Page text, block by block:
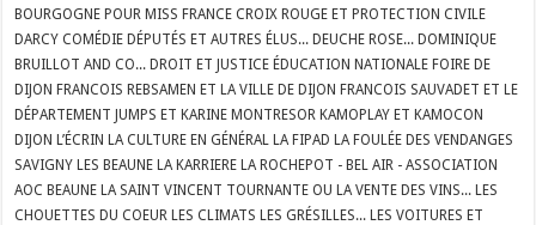
BOURGOGNE POUR MISS FRANCE CROIX ROUGE ET PROTECTION CIVILE
DARCY COMÉDIE DÉPUTÉS ET AUTRES ÉLUS... DEUCHE ROSE... DOMINIQUE
BRUILLOT AND CO... DROIT ET JUSTICE ÉDUCATION NATIONALE FOIRE DE
DIJON FRANCOIS REBSAMEN ET LA VILLE DE DIJON FRANCOIS SAUVADET ET LE
DÉPARTEMENT JUMPS ET KARINE MONTRESOR KAMOPLAY ET KAMOCON
DIJON L’ÉCRIN LA CULTURE EN GÉNÉRAL LA FIPAD LA FOULÉE DES VENDANGES
SAVIGNY LES BEAUNE LA KARRIERE LA ROCHEPOT - BEL AIR - ASSOCIATION
AOC BEAUNE LA SAINT VINCENT TOURNANTE OU LA VENTE DES VINS... LES
CHOUETTES DU COEUR LES CLIMATS LES GRÉSILLES... LES VOITURES ET